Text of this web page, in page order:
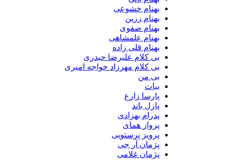
بهنام خشوعی
بهنام زرین
بهنام صفوی
بهنام علمشاهی
بهنام قلی زاده
بی کلام علیرضا حیدری
بی کلام مهرزاد خواجه امیری
بی من
بیات
پارسا زارع
پازل باند
پدرام بهزادی
پرواز همای
پرویز پرستویی
پژمان آر جی
پژمان غلامی